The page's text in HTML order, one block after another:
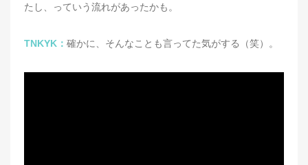
たし、っていう流れがあったかも。
TNKYK： 確かに、そんなことも言ってた気がする（笑）。